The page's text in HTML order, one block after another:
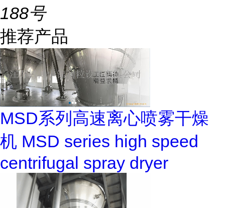
188号
推荐产品
MSD系列高速离心喷雾干燥
机 MSD series high speed
centrifugal spray dryer